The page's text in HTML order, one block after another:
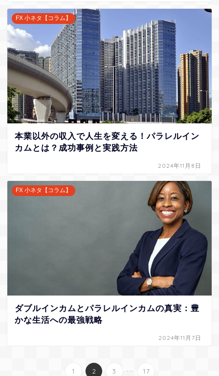
FX 小ネタ【コラム】
本業以外の収入で人生を変える！パラレルイン
カムとは？成功事例と実践方法
2024年11月8日
FX 小ネタ【コラム】
ダブルインカムとパラレルインカムの真実：豊
かな生活への最強戦略
2024年11月7日
1 2 3 ... 17